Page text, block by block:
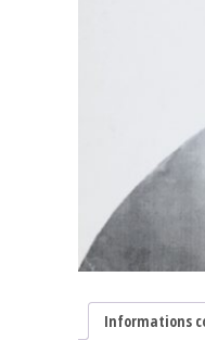
Informations